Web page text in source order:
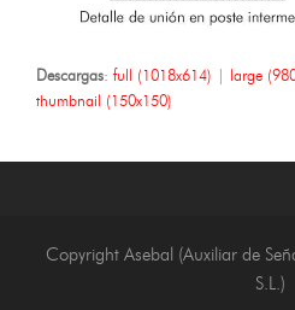
Descargas: full (1018x614) | large
thumbnail (150x150)
Copyright Asebal (Auxiliar de
S.L.)